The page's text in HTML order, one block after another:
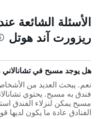
الأسئلة الشائعة
ريزورت آند هوتل
هل يوجد مسبح في تشانالاني
فندق به مسبح. يحتوي
مسبح يمكن لنزلاء الفندق
الفنادق عادة ما يكون لديها